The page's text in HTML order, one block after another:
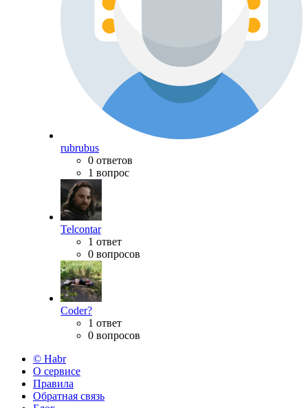
rubrubus
0 ответов
1 вопрос
Telcontar
1 ответ
0 вопросов
Coder?
1 ответ
0 вопросов
© Habr
О сервисе
Правила
Обратная связь